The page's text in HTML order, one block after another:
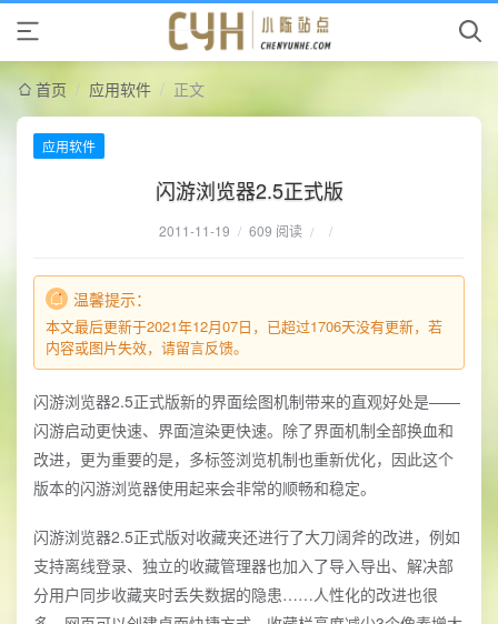
首页 / 应用软件 / 正文
应用软件
闪游浏览器2.5正式版
2011-11-19 / 609 阅读 / /
温馨提示：
本文最后更新于2021年12月07日，已超过1706天没有更新，若
内容或图片失效，请留言反馈。
闪游浏览器2.5正式版新的界面绘图机制带来的直观好处是——
闪游启动更快速、界面渲染更快速。除了界面机制全部换血和
改进，更为重要的是，多标签浏览机制也重新优化，因此这个
版本的闪游浏览器使用起来会非常的顺畅和稳定。
闪游浏览器2.5正式版对收藏夹还进行了大刀阔斧的改进，例如
支持离线登录、独立的收藏管理器也加入了导入导出、解决部
分用户同步收藏夹时丢失数据的隐患……人性化的改进也很